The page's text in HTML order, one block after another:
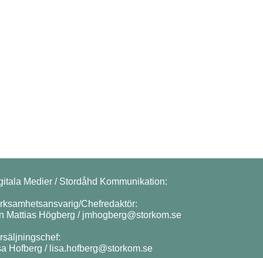
Medier / Stordåhd Kommunikation:
Chefredaktör:
Mattias Högberg / jmhogberg@storkom.se
Hofberg / lisa.hofberg@storkom.se